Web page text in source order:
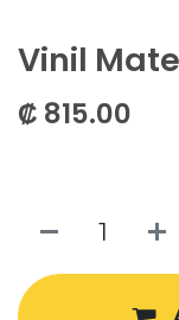
Vinil
₡ 815.00